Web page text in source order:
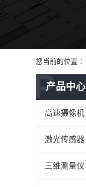
您当前的位置 ：
产品中心
P
高速摄像机
激光传感器
三维测量仪